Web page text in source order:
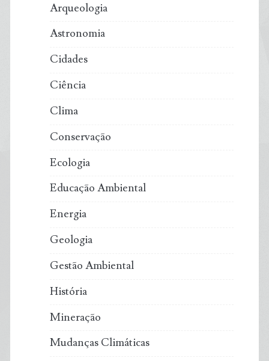
Arqueologia
Astronomia
Cidades
Ciência
Clima
Conservação
Ecologia
Educação Ambiental
Energia
Geologia
Gestão Ambiental
História
Mineração
Mudanças Climáticas